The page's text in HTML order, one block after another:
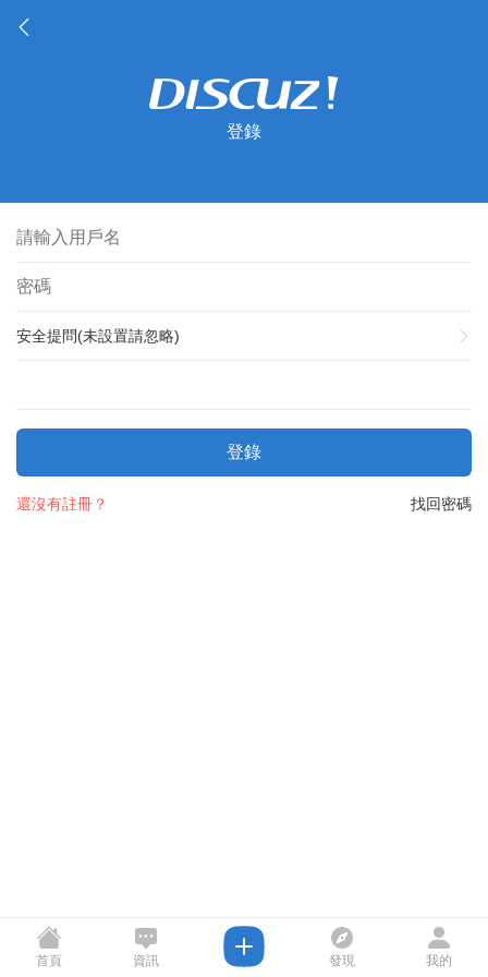
登錄
安全提問(未設置請忽略)
登錄
找回密碼
還沒有註冊？
首頁 資訊 發現 我的